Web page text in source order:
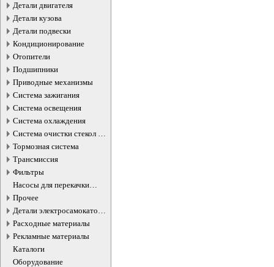
Детали двигателя
Детали кузова
Детали подвески
Кондиционирование
Отопители
Подшипники
Приводные механизмы
Система зажигания
Система освещения
Система охлаждения
Система очистки стекол и
фар
Тормозная система
Трансмиссия
Фильтры
Насосы для перекачки
жидкостей
Прочее
Детали электросамокатов и
электротранспорта
Расходные материалы
Рекламные материалы
Каталоги
Оборудование